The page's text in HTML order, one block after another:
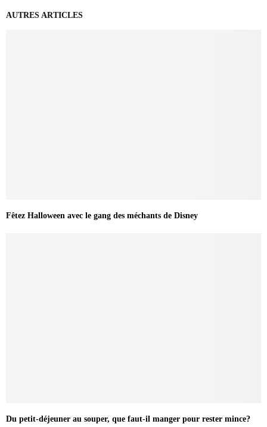
AUTRES ARTICLES
Fêtez Halloween avec le gang des méchants de Disney
Du petit-déjeuner au souper, que faut-il manger pour rester mince?